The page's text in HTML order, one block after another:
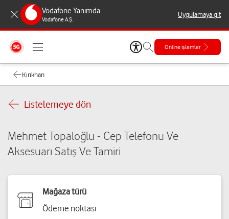
Vodafone Yanımda
Vodafone A.Ş.
Uygulamaya git
Online işlemler
Kırıkhan
Listelemeye dön
Mehmet Topaloğlu - Cep Telefonu Ve
Aksesuarı Satış Ve Tamiri
Mağaza türü
Ödeme noktası